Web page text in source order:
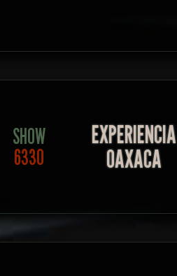
SHOW
6330
EXPERIENCIA
OAXACA